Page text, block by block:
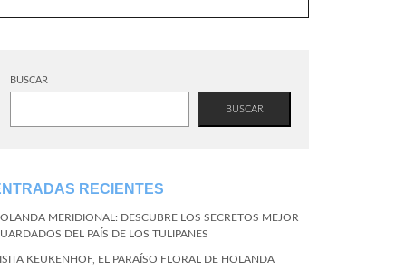
BUSCAR
BUSCAR
RECIENTES
MERIDIONAL: DESCUBRE LOS SECRETOS MEJOR
DEL PAÍS DE LOS TULIPANES
KEUKENHOF, EL PARAÍSO FLORAL DE HOLANDA